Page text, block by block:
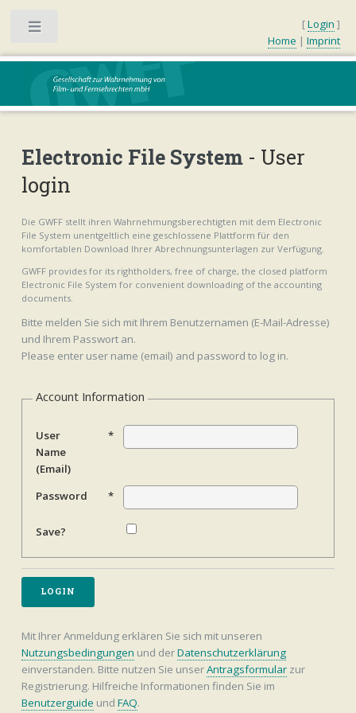
[Login ]
Home | Imprint
Electronic File System- User
login
Die GWFF stellt ihren Wahrnehmungsberechtigten mit dem Electronic
File System unentgeltlich eine geschlossene Plattform für den
komfortablen Download Ihrer Abrechnungsunterlagen zur Verfügung.
GWFF provides for its rightholders, free of charge, the closed platform
Electronic File System for convenient downloading of the accounting
documents.
Bitte melden Sie sich mit Ihrem Benutzernamen (E-Mail-Adresse)
und Ihrem Passwort an.
Please enter user name (email) and password to log in.
Account Information
User
Name
(Email)
*
Password *
Save?
Mit Ihrer Anmeldung erklären Sie sich mit unseren
Nutzungsbedingungen und derDatenschutzerklärung
einverstanden. Bitte nutzen Sie unserAntragsformularzur
Registrierung. Hilfreiche Informationen finden Sie im
Benutzerguide und FAQ.